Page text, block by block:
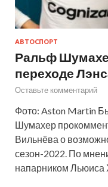
АВТОСПОРТ
Ральф
переходе
Оставьте комментарий
Фото: Aston Martin
Шумахер
Вильнёва о
сезон-2022. По
напарником Льюиса